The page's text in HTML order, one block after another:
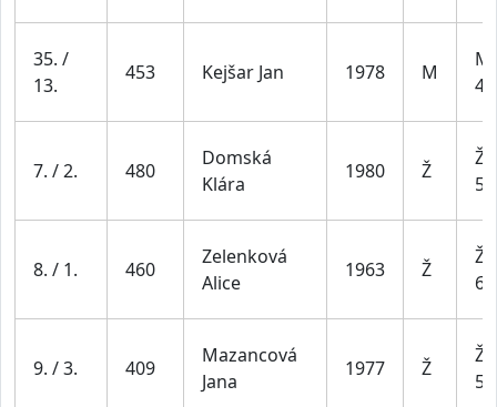
35. /
13.
453 Kejšar Jan 1978 M
7. / 2. 480
Domská
Klára
1980 Ž
8. / 1. 460
Zelenková
Alice
1963 Ž
9. / 3. 409
Mazancová
Jana
1977 Ž